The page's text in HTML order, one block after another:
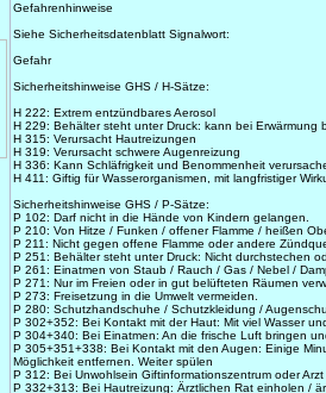
Gefahrenhinweise
Siehe Sicherheitsdatenblatt Signalwort:
Gefahr
Sicherheitshinweise GHS / H-Sätze:
H 222: Extrem entzündbares Aerosol
H 229: Behälter steht unter Druck: kann bei Erwärmung
H 315: Verursacht Hautreizungen
H 319: Verursacht schwere Augenreizung
H 336: Kann Schläfrigkeit und Benommenheit
H 411: Giftig für Wasserorganismen, mit langfristiger
Sicherheitshinweise GHS / P-Sätze:
P 102: Darf nicht in die Hände von Kindern gelangen.
P 210: Von Hitze / Funken / offener Flamme / heißen
P 211: Nicht gegen offene Flamme oder andere
P 251: Behälter steht unter Druck: Nicht durchstechen
P 261: Einatmen von Staub / Rauch / Gas / Nebel /
P 271: Nur im Freien oder in gut belüfteten Räumen
P 273: Freisetzung in die Umwelt vermeiden.
P 280: Schutzhandschuhe / Schutzkleidung /
P 302+352: Bei Kontakt mit der Haut: Mit viel Wasser
P 304+340: Bei Einatmen: An die frische Luft bringen
P 305+351+338: Bei Kontakt mit den Augen: Einige
Möglichkeit entfernen. Weiter spülen
P 312: Bei Unwohlsein Giftinformationszentrum oder Arzt
P 332+313: Bei Hautreizung: Ärztlichen Rat einholen /